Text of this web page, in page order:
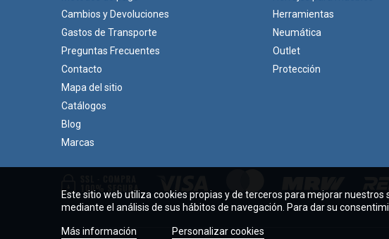
Cambios y Devoluciones
Gastos de Transporte
Preguntas Frecuentes
Contacto
Mapa del sitio
Catálogos
Blog
Marcas
Herramientas
Neumática
Outlet
Protección
Este sitio web utiliza cookies propias y de terceros para mejorar
mediante el análisis de sus hábitos de navegación. Para dar su
Más información Personalizar cookies